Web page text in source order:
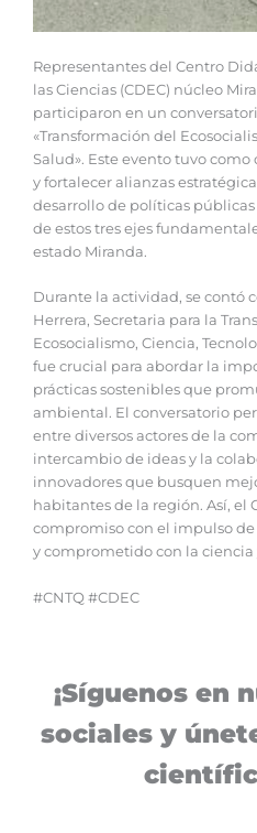
Representantes del Centro
las Ciencias (CDEC) núcleo
participaron en un
«Transformación del
Salud». Este evento tuvo
y fortalecer alianzas
desarrollo de políticas
de estos tres ejes
estado Miranda.
Durante la actividad, se contó
Herrera, Secretaria para la
Ecosocialismo, Ciencia,
fue crucial para abordar la
prácticas sostenibles que
ambiental. El conversatorio
entre diversos actores de la
intercambio de ideas y la
innovadores que busquen
habitantes de la región. Así, el
compromiso con el impulso
y comprometido con la ciencia
#CNTQ #CDEC
¡Síguenos en
sociales y